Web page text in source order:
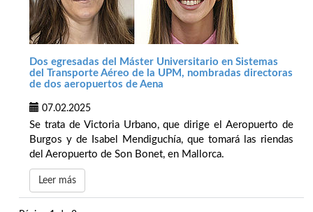
Dos egresadas del Máster Universitario en Sistemas
del Transporte Aéreo de la UPM, nombradas directoras
de dos aeropuertos de Aena
07.02.2025
Se trata de Victoria Urbano, que dirige el Aeropuerto de
Burgos y de Isabel Mendiguchía, que tomará las riendas
del Aeropuerto de Son Bonet, en Mallorca.
Leer más